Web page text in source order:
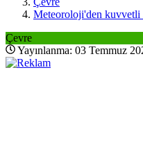
Meteoroloji'den kuvvetli
Çevre
Yayınlanma: 03 Temmuz